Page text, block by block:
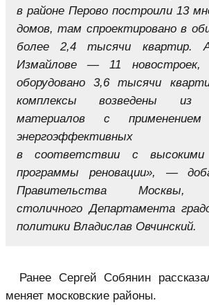
в районе Перово построили 13
домов, там спроектировано в
более 2,4 тысячи квартир.
Измайлове — 11 новостроек,
оборудовано 3,6 тысячи
комплексы возведены из
материалов с применением
энергоэффективных
в соответствии с высокими
программы реновации», —
Правительства Москвы,
столичного Департамента
политики Владислав Овчинский.
Ранее Сергей Собянин
меняет московские районы.